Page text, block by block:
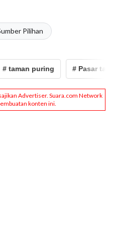
Pilihan
puring # Pasar taman